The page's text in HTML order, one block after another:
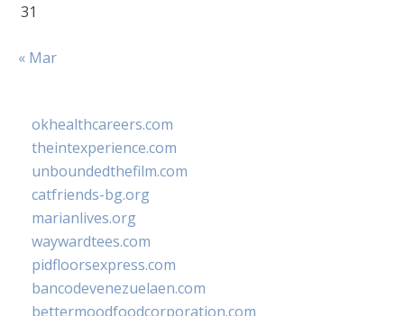
31
« Mar
okhealthcareers.com
theintexperience.com
unboundedthefilm.com
catfriends-bg.org
marianlives.org
waywardtees.com
pidfloorsexpress.com
bancodevenezuelaen.com
bettermoodfoodcorporation.com